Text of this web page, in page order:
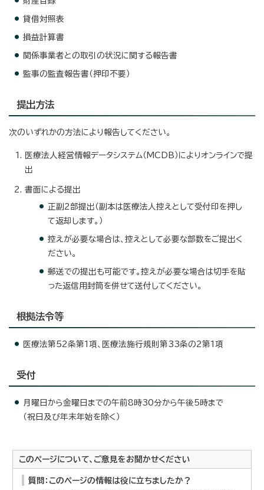
貸借対照表
損益計算書
関係事業者との取引の状況に関する報告書
監事の監査報告書（押印不要）
提出方法
次のいずれかの方法により報告してください。
医療法人経営情報データシステム（MCDB）によりオンラインで提
出
書面による提出
正副2部提出（副本は医療法人控えとして受付印を押し
て返却します。）
控えが必要な場合は、控えとして必要な部数をご提出く
ださい。
郵送での提出も可能です。控えが必要な場合は切手を貼
った返信用封筒を併せて送付してください。
根拠法令等
医療法第52条第1項、医療法施行規則第33条の2第1項
受付
月曜日から金曜日までの午前8時30分から午後5時まで
（祝日及び年末年始を除く）
このページについて、ご意見をお聞かせください
質問：このページの情報は役に立ちましたか？